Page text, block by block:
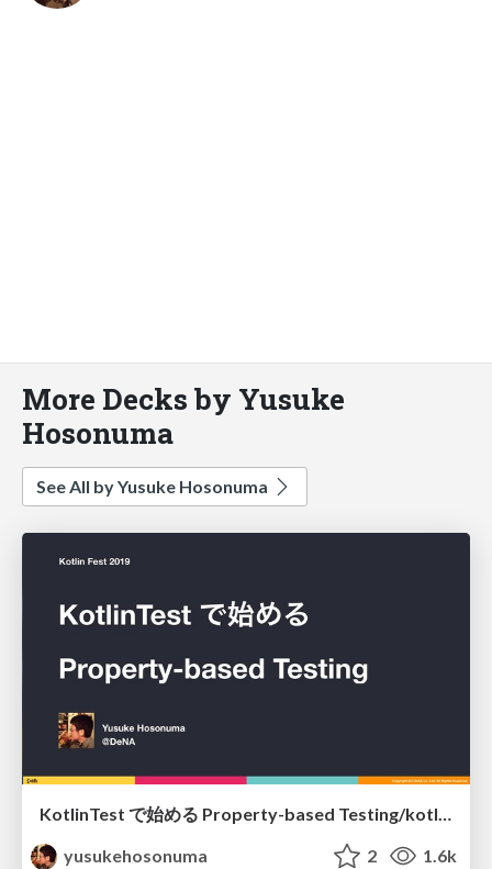
More Decks by Yusuke
Hosonuma
See All by Yusuke Hosonuma
KotlinTest で始める Property-based Testing/kotlintest-property-based-testing
yusukehosonuma
2 1.6k